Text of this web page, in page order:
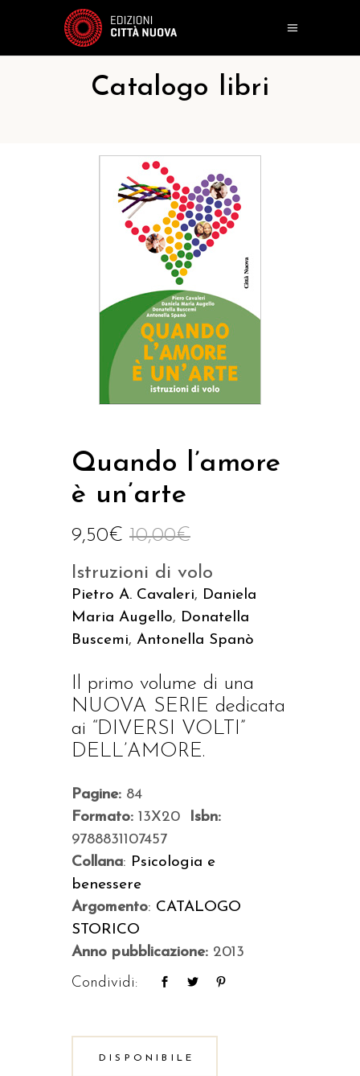
Catalogo libri
Quando l’amore
è un’arte
10,00€
9,50€
Istruzioni di volo
Pietro A. Cavaleri, Daniela
Maria Augello, Donatella
Buscemi, Antonella Spanò
Il primo volume di una
NUOVA SERIE dedicata
ai “DIVERSI VOLTI”
DELL’AMORE.
Pagine: 84
Formato: 13X20
Isbn:
9788831107457
Collana: Psicologia e
benessere
Argomento: CATALOGO
STORICO
Anno pubblicazione: 2013
Condividi:
DISPONIBILE